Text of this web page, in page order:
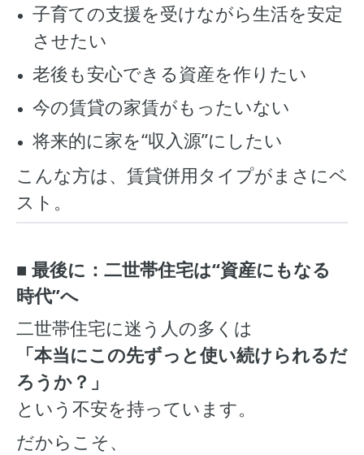
子育ての支援を受けながら生活を安定
させたい
老後も安心できる資産を作りたい
今の賃貸の家賃がもったいない
将来的に家を“収入源”にしたい
こんな方は、賃貸併用タイプがまさにベ
スト。
■ 最後に：二世帯住宅は“資産にもなる
時代”へ
二世帯住宅に迷う人の多くは
「本当にこの先ずっと使い続けられるだ
ろうか？」
という不安を持っています。
だからこそ、